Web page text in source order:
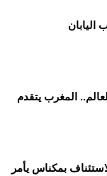
المغرب يتقدم
بمكناس يأمر